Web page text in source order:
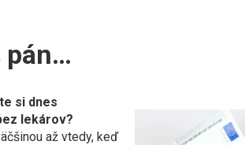
pán…
si dnes
lekárov?
až vtedy, keď